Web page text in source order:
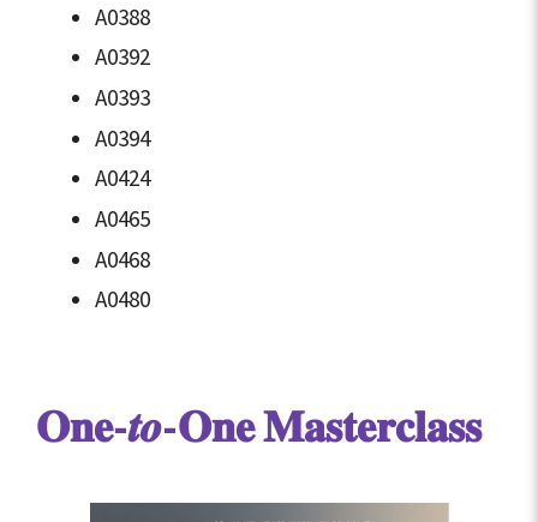
A0388
A0392
A0393
A0394
A0424
A0465
A0468
A0480
𝐎𝐧𝐞-𝒕𝒐-𝐎𝐧𝐞 𝐌𝐚𝐬𝐭𝐞𝐫𝐜𝐥𝐚𝐬𝐬